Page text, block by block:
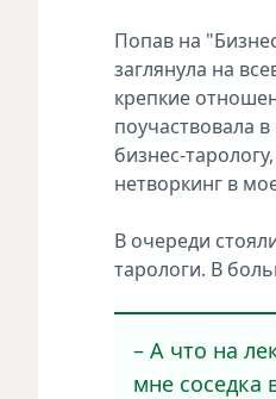
Попав на
заглянула на
крепкие
поучаствовала
бизнес-
нетворкинг в
В очереди
тарологи. В
– А что на
мне соседка